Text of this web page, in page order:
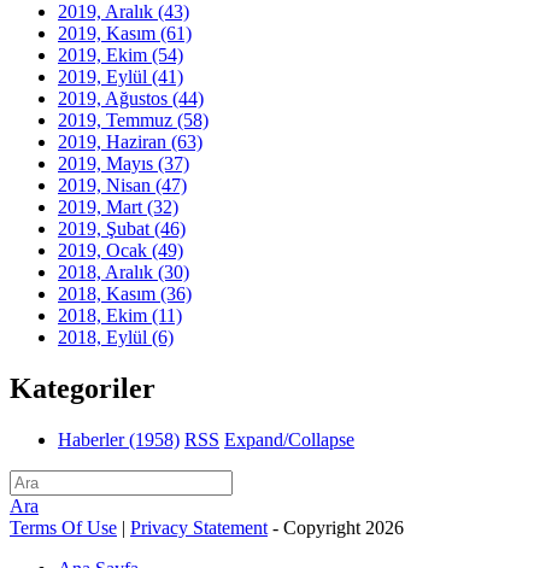
2019, Aralık (43)
2019, Kasım (61)
2019, Ekim (54)
2019, Eylül (41)
2019, Ağustos (44)
2019, Temmuz (58)
2019, Haziran (63)
2019, Mayıs (37)
2019, Nisan (47)
2019, Mart (32)
2019, Şubat (46)
2019, Ocak (49)
2018, Aralık (30)
2018, Kasım (36)
2018, Ekim (11)
2018, Eylül (6)
Kategoriler
Haberler(1958) RSS Expand/Collapse
Ara
Terms Of Use | Privacy Statement - Copyright 2026